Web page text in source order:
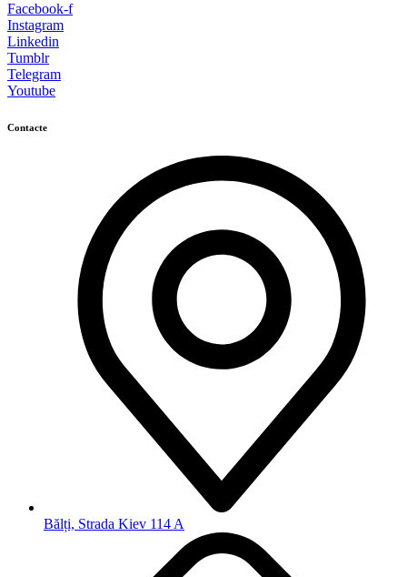
Facebook-f
Instagram
Linkedin
Tumblr
Telegram
Youtube
Contacte
Bălți, Strada Kiev 114 A